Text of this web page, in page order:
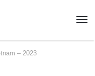
– 2023